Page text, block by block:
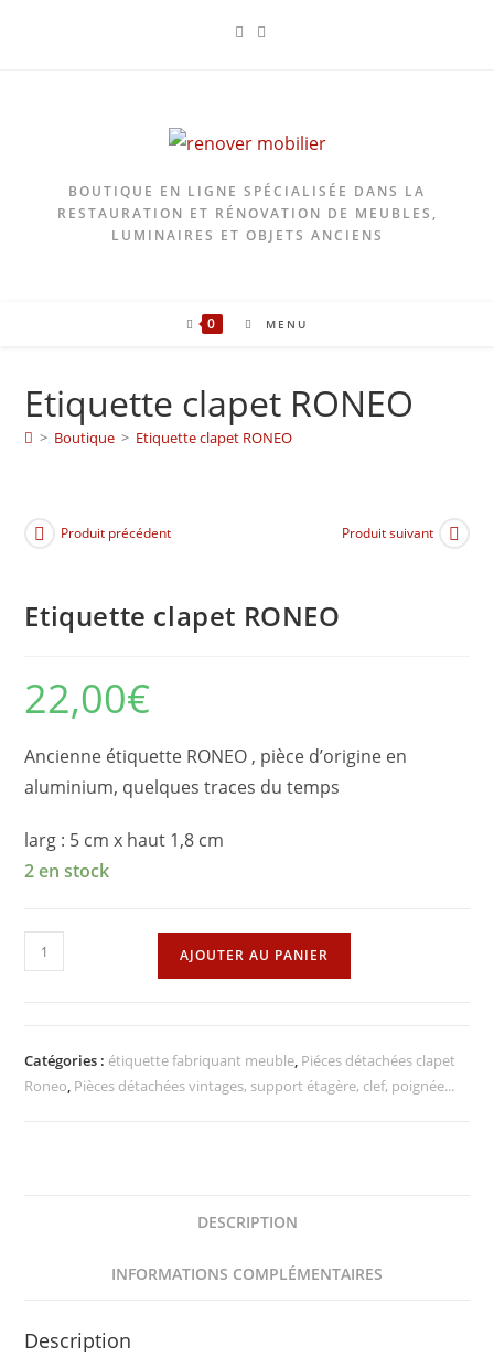
BOUTIQUE EN LIGNE SPÉCIALISÉE DANS LA
RESTAURATION ET RÉNOVATION DE MEUBLES,
LUMINAIRES ET OBJETS ANCIENS
0 MENU
Etiquette clapet RONEO
> Boutique > Etiquette clapet RONEO
Produit précédent Produit suivant
Etiquette clapet RONEO
22,00€
Ancienne étiquette RONEO , pièce d’origine en
aluminium, quelques traces du temps
larg : 5 cm x haut 1,8 cm
2 en stock
quantité
de
RONEO
AJOUTER AU PANIER
Catégories : étiquette fabriquant meuble, Piéces détachées clapet
Roneo, Pièces détachées vintages, support étagère, clef, poignée...
DESCRIPTION
INFORMATIONS COMPLÉMENTAIRES
Description